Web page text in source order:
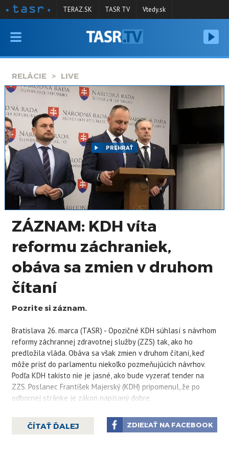
VYSIELANIE
SPRAVODAJSTVO
KONTAKT
ARCHÍV
TERAZ.SK TASR TV Vtedy.sk
RELÁCIE LIVE
PREHRAŤ
ZÁZNAM: KDH víta
reformu záchraniek,
obáva sa zmien v druhom
čítaní
Pozrite si záznam.
Bratislava 26. marca (TASR) - Opozičné KDH súhlasí s návrhom
reformy záchrannej zdravotnej služby (ZZS) tak, ako ho
predložila vláda. Obáva sa však zmien v druhom čítaní, keď
môže prísť do parlamentu niekoľko pozmeňujúcich návrhov.
Podľa KDH takisto nie je jasné, ako bude vyzerať tender na
ZZS. Poslanec František Majerský (KDH) pripomenul, že po
odbornej stránke je zákon napísaný dobre.
aby pacienti v ohrození života dostali včasnú a kvalitnú
záchrannú zdravotnú službu, aby pacient, ktorý je v ohrození
ČÍTAŤ ĎALEJ ZDIEĽAŤ NA FACEBOOK